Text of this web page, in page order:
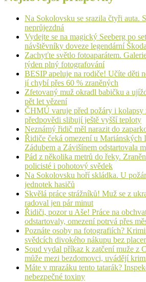
Na Sokolovsku se srazila čtyři auta.
neprůjezdná
Vydejte se na magický Seeberg po
návštěvníky doveze legendární
Zachyťte světlo fotoaparátem.
týden plný fotografování
BESIP apeluje na rodiče! Učíte děti
jí chybí přes 60 % zraněných
Zfetovaný muž okradl babičku a
pět let vězení
ČHMÚ varuje před požáry i kolapsy
předpovědi slibují ještě vyšší teploty
Neznámý řidič měl narazit do
Řidiče čeká omezení u Mariánských
Zádubem a Závišínem odstartovala
Pád z několika metrů do řeky.
policisté i pohotový svědek
Na Sokolovsku hoří skládka. U
jednotek hasičů
Skvělá práce strážníků! Muž se z
radoval jen pár minut
Řidiči, pozor u Aše! Práce na
odstartovaly, omezení potrvá přes
Poznáte osoby na fotografiích?
svědcích divokého nákupu bez
Soud vydal příkaz k zatčení muže z
může mezi bezdomovci, uvádějí
Máte v mrazáku tento tatarák?
nebezpečné toxiny